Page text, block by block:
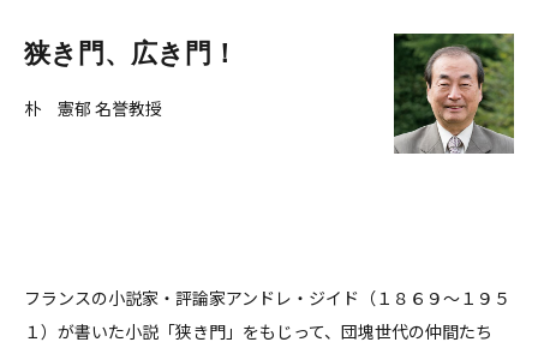
狭き門、広き門！
朴 憲郁 名誉教授
フランスの小説家・評論家アンドレ・ジイド（１８６９～１９５
１）が書いた小説「狭き門」をもじって、団塊世代の仲間たち